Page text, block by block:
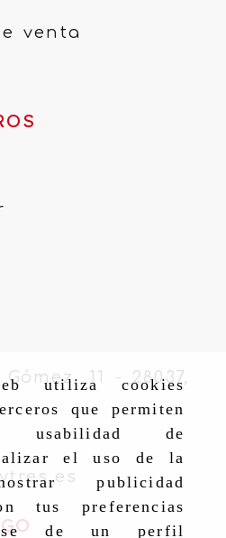
utiliza cookies
que permiten
usabilidad de
el uso de la
publicidad
tus preferencias
de un perfil
venta
11 - 28037,
ventas